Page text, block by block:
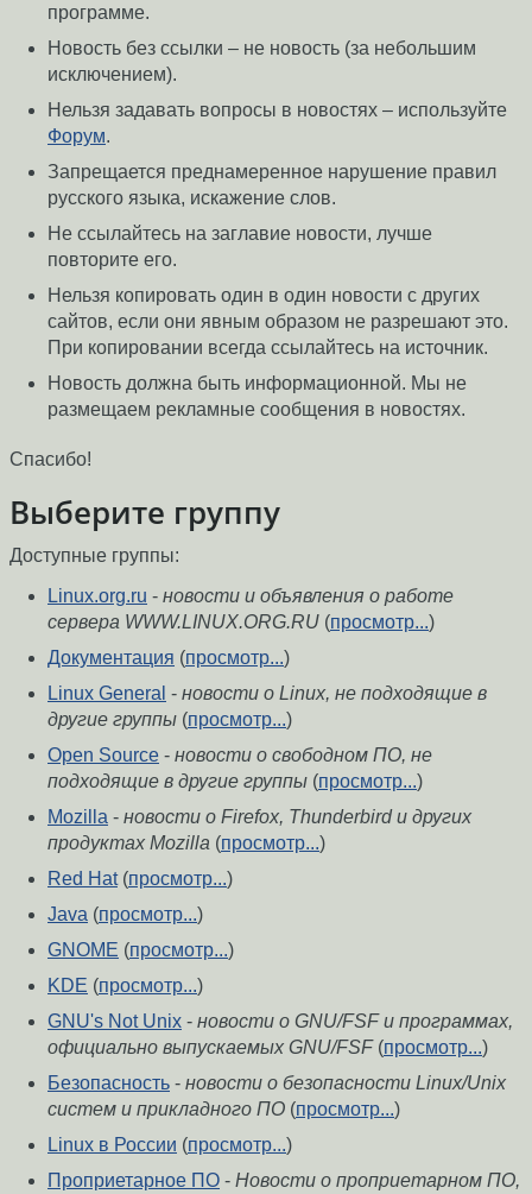
программе.
Новость без ссылки – не новость (за небольшим
исключением).
Нельзя задавать вопросы в новостях – используйте
Форум.
Запрещается преднамеренное нарушение правил
русского языка, искажение слов.
Не ссылайтесь на заглавие новости, лучше
повторите его.
Нельзя копировать один в один новости с других
сайтов, если они явным образом не разрешают это.
При копировании всегда ссылайтесь на источник.
Новость должна быть информационной. Мы не
размещаем рекламные сообщения в новостях.
Спасибо!
Выберите группу
Доступные группы:
Linux.org.ru - новости и объявления о работе
сервера WWW.LINUX.ORG.RU (просмотр...)
Документация (просмотр...)
Linux General - новости о Linux, не подходящие в
другие группы (просмотр...)
Open Source - новости о свободном ПО, не
подходящие в другие группы (просмотр...)
Mozilla - новости о Firefox, Thunderbird и других
продуктах Mozilla (просмотр...)
Red Hat(просмотр...)
Java (просмотр...)
GNOME (просмотр...)
KDE (просмотр...)
GNU's Not Unix - новости о GNU/FSF и программах,
официально выпускаемых GNU/FSF(просмотр...)
Безопасность - новости о безопасности Linux/Unix
систем и прикладного ПО (просмотр...)
Linux в России (просмотр...)
Проприетарное ПО - Новости о проприетарном ПО,